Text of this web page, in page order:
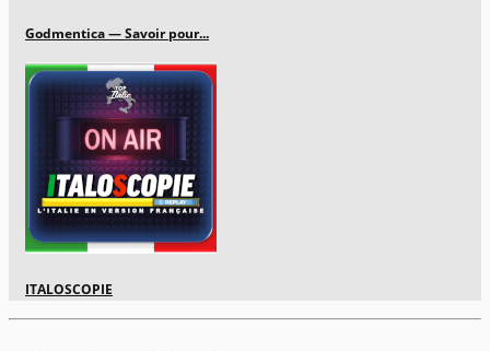
Godmentica — Savoir pour...
ITALOSCOPIE